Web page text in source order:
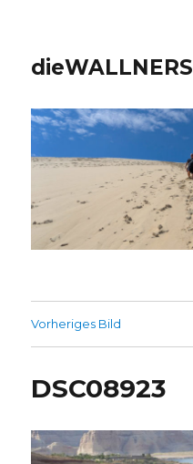
dieWALLNERS
Vorheriges Bild
DSC08923